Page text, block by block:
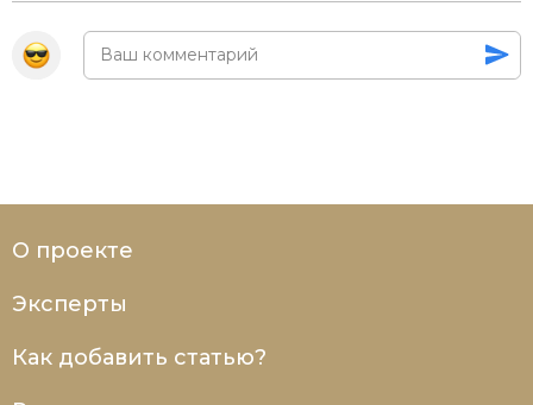
О проекте
Эксперты
Как добавить статью?